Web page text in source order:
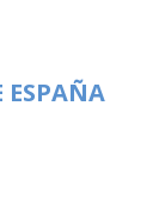
ESPAÑA